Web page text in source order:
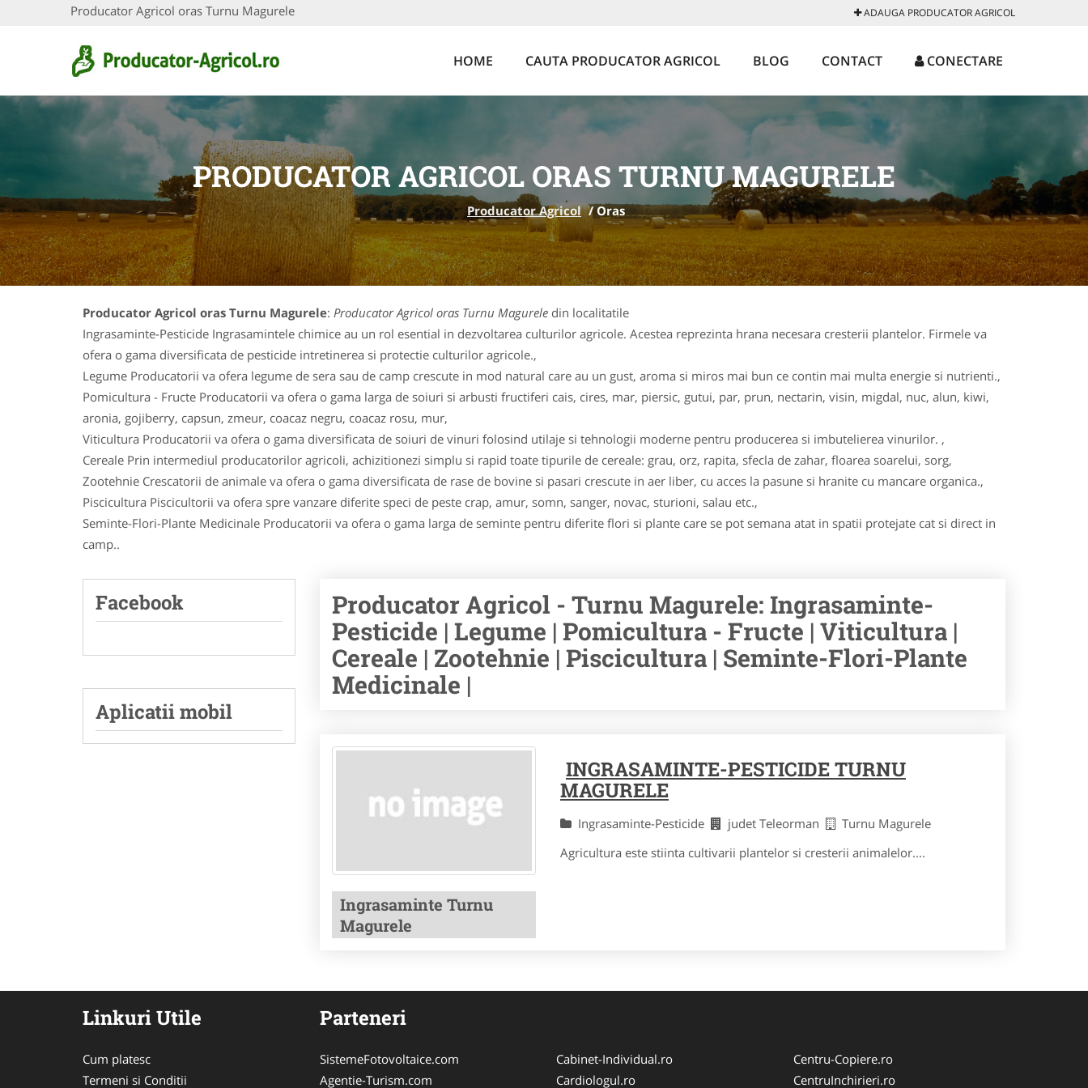
Producator Agricol oras Turnu Magurele ADAUGA PRODUCATOR AGRICOL
HOME CAUTA PRODUCATOR AGRICOL BLOG CONTACT CONECTARE
PRODUCATOR AGRICOL ORAS TURNU MAGURELE
Producator Agricol /Oras
Producator Agricol oras Turnu Magurele: Producator Agricol oras Turnu Magurele din localitatile
Ingrasaminte-Pesticide Ingrasamintele chimice au un rol esential in dezvoltarea culturilor agricole. Acestea reprezinta hrana necesara cresterii plantelor. Firmele va
ofera o gama diversificata de pesticide intretinerea si protectie culturilor agricole.,
Legume Producatorii va ofera legume de sera sau de camp crescute in mod natural care au un gust, aroma si miros mai bun ce contin mai multa energie si nutrienti.,
Pomicultura - Fructe Producatorii va ofera o gama larga de soiuri si arbusti fructiferi cais, cires, mar, piersic, gutui, par, prun, nectarin, visin, migdal, nuc, alun, kiwi,
aronia, gojiberry, capsun, zmeur, coacaz negru, coacaz rosu, mur,
Viticultura Producatorii va ofera o gama diversificata de soiuri de vinuri folosind utilaje si tehnologii moderne pentru producerea si imbutelierea vinurilor. ,
Cereale Prin intermediul producatorilor agricoli, achizitionezi simplu si rapid toate tipurile de cereale: grau, orz, rapita, sfecla de zahar, floarea soarelui, sorg,
Zootehnie Crescatorii de animale va ofera o gama diversificata de rase de bovine si pasari crescute in aer liber, cu acces la pasune si hranite cu mancare organica.,
Piscicultura Piscicultorii va ofera spre vanzare diferite speci de peste crap, amur, somn, sanger, novac, stu­ri­oni, salau etc.,
Seminte-Flori-Plante Medicinale Producatorii va ofera o gama larga de seminte pentru diferite flori si plante care se pot semana atat in spatii protejate cat si direct in
camp..
Facebook
Aplicatii mobil
Producator Agricol - Turnu Magurele: Ingrasaminte-
Pesticide | Legume | Pomicultura - Fructe | Viticultura |
Cereale | Zootehnie | Piscicultura | Seminte-Flori-Plante
Medicinale |
Ingrasaminte Turnu
Magurele
INGRASAMINTE-PESTICIDE TURNU
MAGURELE
Ingrasaminte-Pesticide judet Teleorman
Turnu Magurele
Agricultura este stiinta cultivarii plantelor si cresterii animalelor....
Linkuri Utile
Cum platesc
Termeni si Conditii
Parteneri
SistemeFotovoltaice.com
Agentie-Turism.com
Cabinet-Individual.ro
Cardiologul.ro
Centru-Copiere.ro
CentruInchirieri.ro